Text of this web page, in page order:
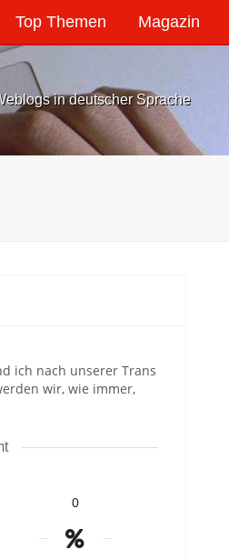
Top Themen Magazin
in deutscher Sprache
ich nach unserer Trans
wir, wie immer,
0